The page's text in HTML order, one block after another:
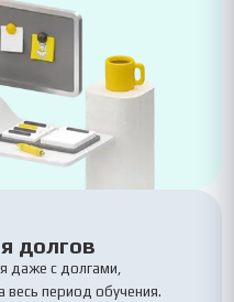
долгов
даже с долгами,
весь период обучения.